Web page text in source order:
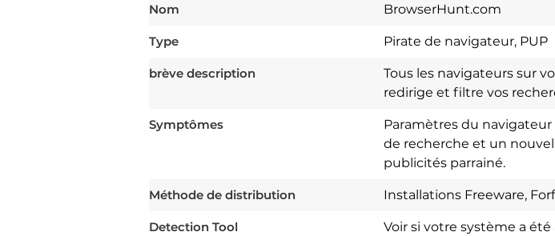
Nom BrowserHunt.com
Type Pirate de navigateur, PUP
brève description
Tous les navigateurs sur
redirige et filtre vos
Symptômes
Paramètres du
de recherche et un
publicités parrainé.
Méthode de distribution Installations Freeware,
Detection Tool Voir si votre système a
Download